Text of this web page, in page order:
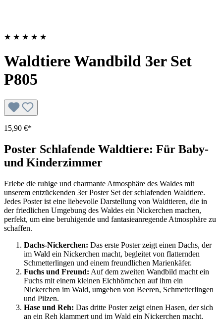
★ ★ ★ ★ ★
Waldtiere Wandbild 3er Set
P805
15,90 €*
Poster Schlafende Waldtiere: Für Baby-
und Kinderzimmer
Erlebe die ruhige und charmante Atmosphäre des Waldes mit
unserem entzückenden 3er Poster Set der schlafenden Waldtiere.
Jedes Poster ist eine liebevolle Darstellung von Waldtieren, die in
der friedlichen Umgebung des Waldes ein Nickerchen machen,
perfekt, um eine beruhigende und fantasieanregende Atmosphäre zu
schaffen.
Dachs-Nickerchen: Das erste Poster zeigt einen Dachs, der
im Wald ein Nickerchen macht, begleitet von flatternden
Schmetterlingen und einem freundlichen Marienkäfer.
Fuchs und Freund: Auf dem zweiten Wandbild macht ein
Fuchs mit einem kleinen Eichhörnchen auf ihm ein
Nickerchen im Wald, umgeben von Beeren, Schmetterlingen
und Pilzen.
Hase und Reh: Das dritte Poster zeigt einen Hasen, der sich
an ein Reh klammert und im Wald ein Nickerchen macht,